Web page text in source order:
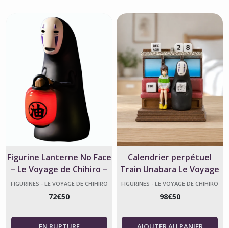
Figurine Lanterne No Face
– Le Voyage de Chihiro –
Ghibli
FIGURINES - LE VOYAGE DE CHIHIRO
72€50
Calendrier perpétuel
Train Unabara Le Voyage
de Chihiro
FIGURINES - LE VOYAGE DE CHIHIRO
98€50